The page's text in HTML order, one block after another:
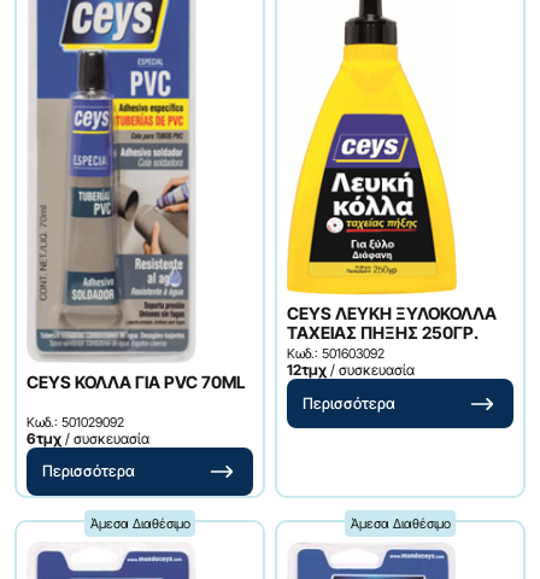
CEYS ΚΟΛΛΑ ΓΙΑ PVC 70ML
Κωδ.: 501029092
6τμχ / συσκευασία
Περισσότερα
CEYS ΛΕΥΚΗ ΞΥΛΟΚΟΛΛΑ
ΤΑΧΕΙΑΣ ΠΗΞΗΣ 250ΓΡ.
Κωδ.: 501603092
12τμχ / συσκευασία
Περισσότερα
Άμεσα Διαθέσιμο Άμεσα Διαθέσιμο